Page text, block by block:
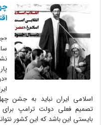
اسلامی ایران نباید به جشن
تصمیم فعلی دولت ترامپ برای
بایستی این باشد که این کشور